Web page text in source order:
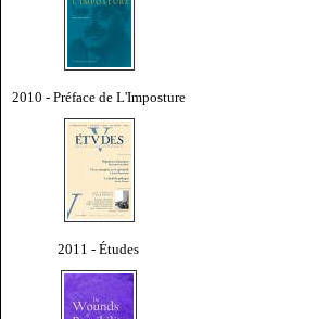
2010 - Préface de L'Imposture
2011 - Études